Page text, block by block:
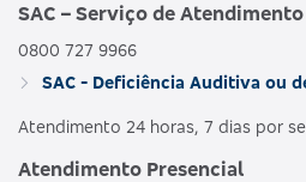
SAC – Serviço de
0800 727 9966
SAC - Deficiência Auditiva ou
Atendimento 24 horas, 7 dias por
Atendimento Presencial